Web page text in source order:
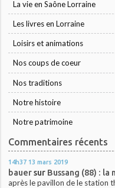
La vie en Saône Lorraine
Les livres en Lorraine
Loisirs et animations
Nos coups de coeur
Nos traditions
Notre histoire
Notre patrimoine
Commentaires récents
14h37 13 mars 2019
bauersur Bussang (88) :
après le pavillon de le station